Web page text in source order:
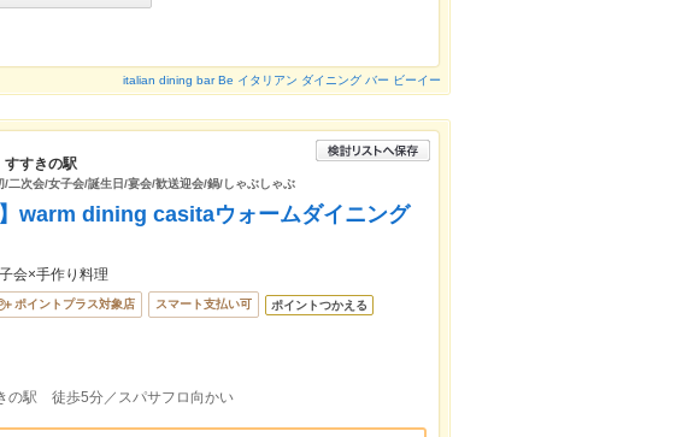
italian dining bar Be イタリアン ダイニング バー ビーイー
すすきの駅
二次会/女子会/誕生日/宴会/歓送迎会/鍋/しゃぶしゃぶ
】warm dining casitaウォームダイニング
会×手作り料理
ポイントプラス対象店 スマート支払い可 ポイントつかえる
の駅 徒歩5分／スパサフロ向かい